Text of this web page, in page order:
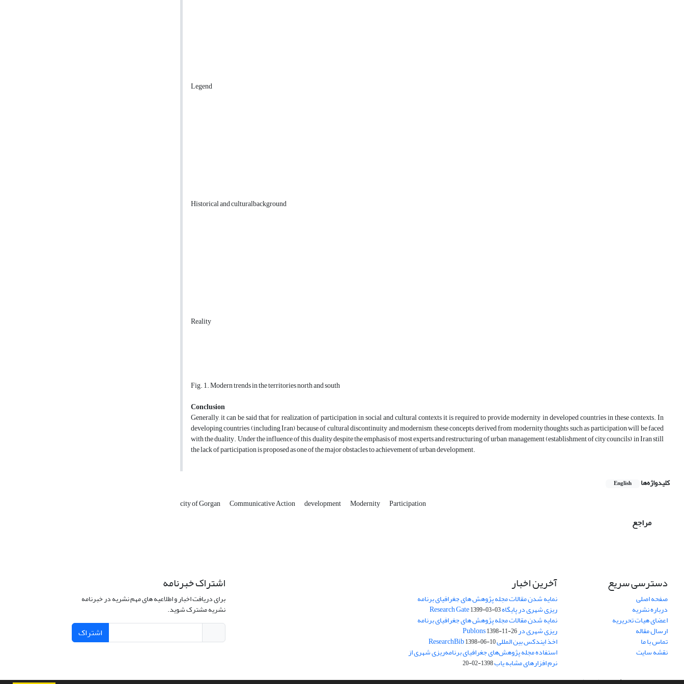
Legend
Historical and culturalbackground
Reality
Fig. 1. Modern trends in the territories north and south
Conclusion
Generally, it can be said that for realization of participation in social and cultural contexts it is required to provide modernity in developed countries in these contexts. In
developing countries (including Iran) because of cultural discontinuity and modernism, these concepts derived from modernity thoughts such as participation will be faced
with the duality. Under the influence of this duality despite the emphasis of most experts and restructuring of urban management (establishment of city councils) in Iran still
the lack of participation is proposed as one of the major obstacles to achievement of urban development.
کلیدواژه‌ها English
city of Gorgan Communicative Action development Modernity Participation
مراجع
دسترسی سریع
صفحه اصلی
درباره نشریه
اعضای هیات تحریریه
ارسال مقاله
تماس با ما
نقشه سایت
آخرین اخبار
نمایه شدن مقالات مجله پژوهش های جغرافیای برنامه
ریزی شهری در پایگاه Research Gate1399-03-03
نمایه شدن مقالات مجله پژوهش های جغرافیای برنامه
ریزی شهری در Publons1398-11-26
اخذ ایندکس بین المللی ResearchBib1398-06-10
استفاده مجله پژوهش‌های جغرافیای برنامه‌ریزی شهری از
نرم افزارهای مشابه یاب1398-02-20
اشتراک خبرنامه
برای دریافت اخبار و اطلاعیه های مهم نشریه در خبرنامه
نشریه مشترک شوید.
اشتراک